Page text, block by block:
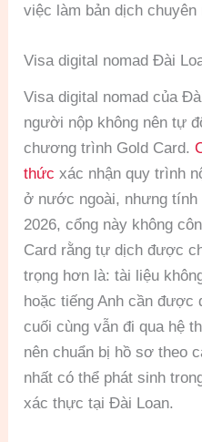
việc làm bản dịch chuyên
Visa digital nomad Đài
Visa digital nomad của
người nộp không nên tự
chương trình Gold Card.
thức xác nhận quy trình
ở nước ngoài, nhưng tính
2026, cổng này không
Card rằng tự dịch được
trọng hơn là: tài liệu
hoặc tiếng Anh cần
cuối cùng vẫn đi qua hệ
nên chuẩn bị hồ sơ theo
nhất có thể phát sinh
xác thực tại Đài Loan.